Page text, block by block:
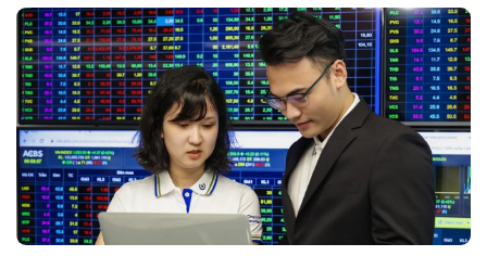
do vi phạm quy định về công bố thông tin trên
thị trường chứng khoán.